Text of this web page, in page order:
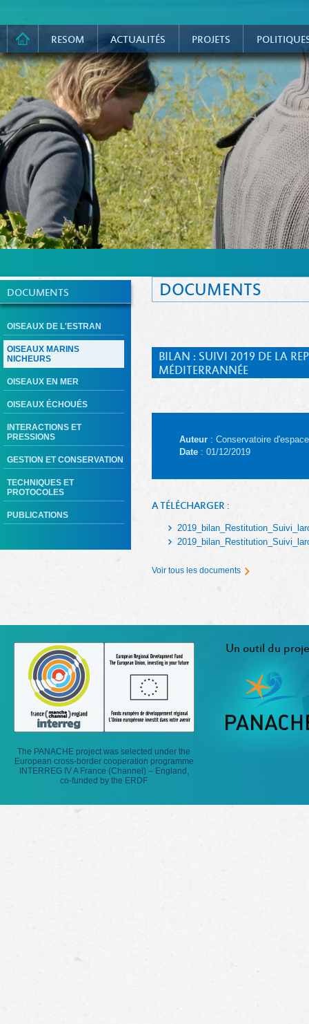
RESOM ACTUALITÉS PROJETS
DOCUMENTS
OISEAUX DE L'ESTRAN
OISEAUX MARINS
NICHEURS
OISEAUX EN MER
OISEAUX ÉCHOUÉS
INTERACTIONS ET
PRESSIONS
GESTION ET CONSERVATION
TECHNIQUES ET
PROTOCOLES
PUBLICATIONS
DOCUMENTS
BILAN : SUIVI 2019 DE LA
MÉDITERRANNÉE
Auteur : Conservatoire
Date : 01/12/2019
A TÉLÉCHARGER :
Voir tous les documents
The PANACHE project was selected under the
European cross-border cooperation programme
INTERREG IV A France (Channel) – England,
co-funded by the ERDF
Un outil du